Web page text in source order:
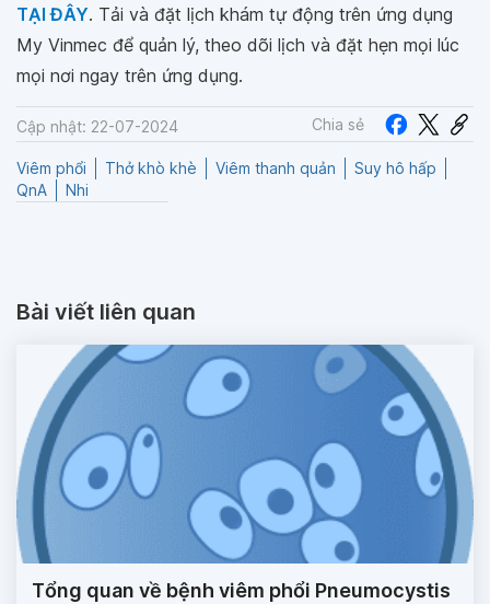
TẠI ĐÂY. Tải và đặt lịch khám tự động trên ứng dụng
My Vinmec để quản lý, theo dõi lịch và đặt hẹn mọi lúc
mọi nơi ngay trên ứng dụng.
Cập nhật: 22-07-2024 Chia sẻ
Viêm phổi Thở khò khè Viêm thanh quản
Suy hô hấp
QnA
Nhi
Bài viết liên quan
Tổng quan về bệnh viêm phổi Pneumocystis